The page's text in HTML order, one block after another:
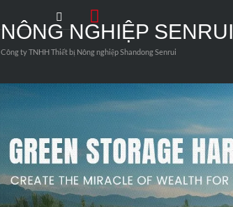
NÔNG NGHIỆP SENRUI
Công ty TNHH Thiết bị Nông nghiệp Shandong Senrui